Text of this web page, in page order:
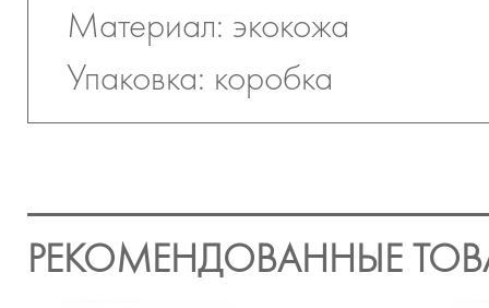
Материал: экокожа
Упаковка: коробка
РЕКОМЕНДОВАННЫЕ